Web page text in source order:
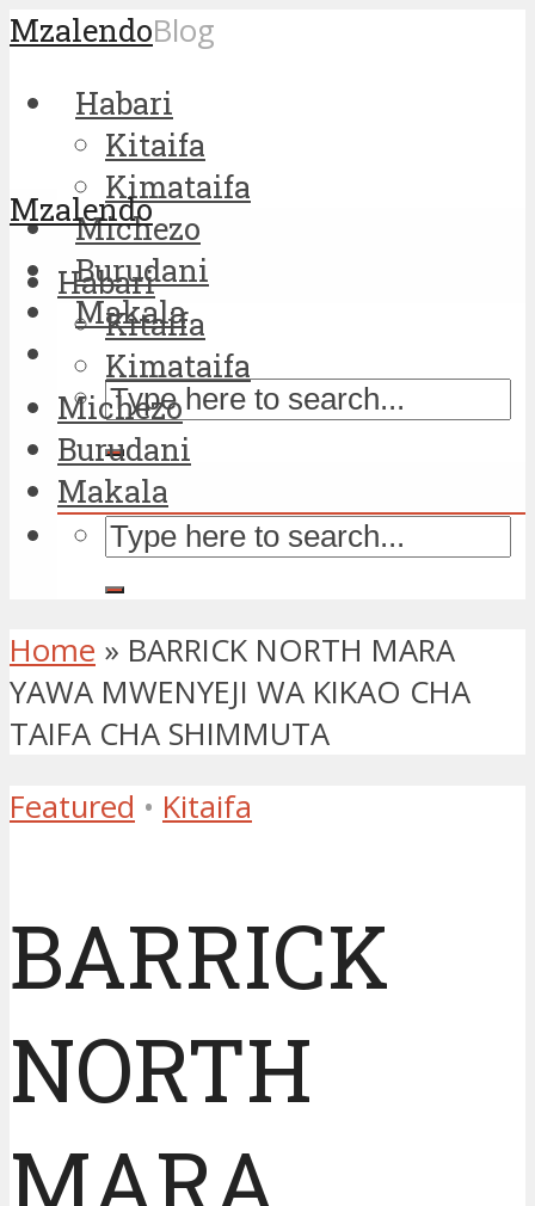
MzalendoBlog
Habari
Kitaifa
Kimataifa
Michezo
Burudani
Makala
Mzalendo
Habari
Kitaifa
Kimataifa
Michezo
Burudani
Makala
Home » BARRICK NORTH MARA
YAWA MWENYEJI WA KIKAO CHA
TAIFA CHA SHIMMUTA
Featured • Kitaifa
BARRICK
NORTH
MARA